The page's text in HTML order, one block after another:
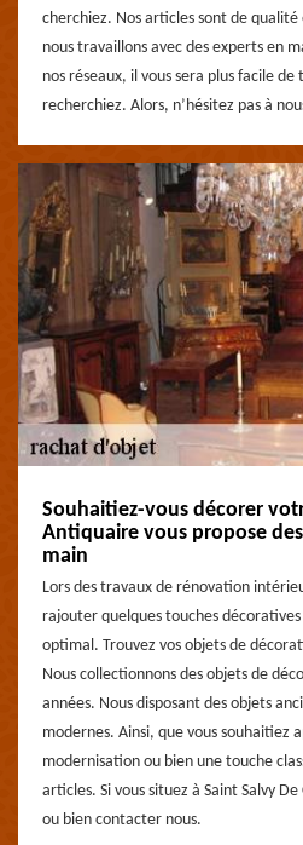
cherchiez. Nos articles sont de
nous travaillons avec des experts en
nos réseaux, il vous sera plus facile de
recherchiez. Alors, n’hésitez pas à
Souhaitiez-vous décorer
Antiquaire vous propose
main
Lors des travaux de rénovation
rajouter quelques touches
optimal. Trouvez vos objets de
Nous collectionnons des objets de
années. Nous disposant des objets
modernes. Ainsi, que vous souhaitiez
modernisation ou bien une touche
articles. Si vous situez à Saint Salvy
ou bien contacter nous.